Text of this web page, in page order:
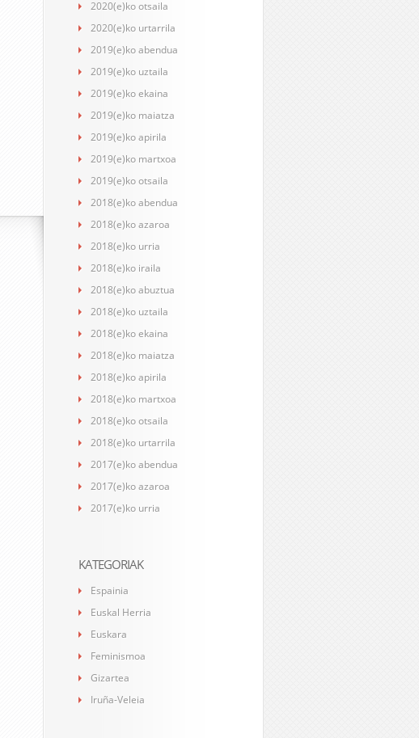
2020(e)ko otsaila
2020(e)ko urtarrila
2019(e)ko abendua
2019(e)ko uztaila
2019(e)ko ekaina
2019(e)ko maiatza
2019(e)ko apirila
2019(e)ko martxoa
2019(e)ko otsaila
2018(e)ko abendua
2018(e)ko azaroa
2018(e)ko urria
2018(e)ko iraila
2018(e)ko abuztua
2018(e)ko uztaila
2018(e)ko ekaina
2018(e)ko maiatza
2018(e)ko apirila
2018(e)ko martxoa
2018(e)ko otsaila
2018(e)ko urtarrila
2017(e)ko abendua
2017(e)ko azaroa
2017(e)ko urria
KATEGORIAK
Espainia
Euskal Herria
Euskara
Feminismoa
Gizartea
Iruña-Veleia